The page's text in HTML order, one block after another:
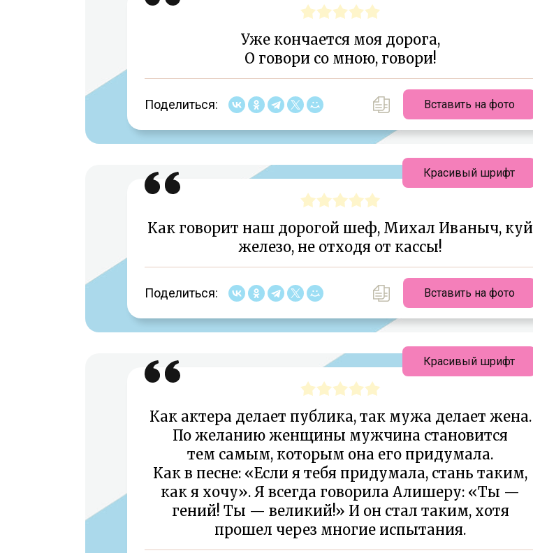
Уже кончается моя дорога,
О говори со мною, говори!
Поделиться: Вставить на фото
Как говорит наш дорогой шеф, Михал Иваныч, куй
железо, не отходя от кассы!
Поделиться: Вставить на фото
Красивый шрифт
Как актера делает публика, так мужа делает жена.
По желанию женщины мужчина становится
тем самым, которым она его придумала.
Как в песне: «Если я тебя придумала, стань таким,
как я хочу». Я всегда говорила Алишеру: «Ты —
гений! Ты — великий!» И он стал таким, хотя
прошел через многие испытания.
Красивый шрифт